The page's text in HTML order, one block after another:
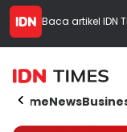
Baca artikel IDN
HomeNews